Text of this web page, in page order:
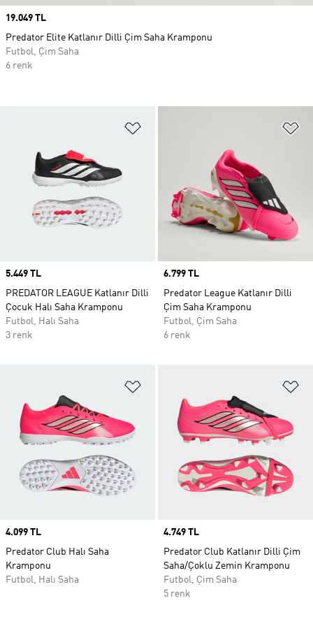
Price
5.449 TL
PREDATOR LEAGUE Katlanır Dilli
Çocuk Halı Saha Kramponu
Futbol, Halı Saha
3 renk
Price
6.799 TL
Predator League Katlanır Dilli
Çim Saha Kramponu
Futbol, Çim Saha
6 renk
Price
4.099 TL
Predator Club Halı Saha
Kramponu
Futbol, Halı Saha
Price
4.749 TL
Predator Club Katlanır Dilli Çim
Saha/Çoklu Zemin Kramponu
Futbol, Çim Saha
5 renk
Price
19.049 TL
Predator Elite Katlanır Dilli Çim Saha Kramponu
Futbol, Çim Saha
6 renk